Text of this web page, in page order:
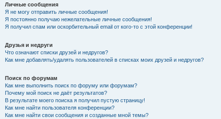
Личные сообщения
Я не могу отправить личные сообщения!
Я постоянно получаю нежелательные личные сообщения!
Я получил спам или оскорбительный email от кого-то с этой конференции!
Друзья и недруги
Что означают списки друзей и недругов?
Как мне добавлять/удалять пользователей в списках моих друзей и недругов?
Поиск по форумам
Как мне выполнить поиск по форуму или форумам?
Почему мой поиск не даёт результатов?
В результате моего поиска я получил пустую страницу!
Как мне найти пользователя конференции?
Как мне найти свои сообщения и созданные мной темы?